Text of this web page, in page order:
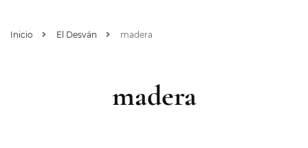
Inicio El Desván madera
madera